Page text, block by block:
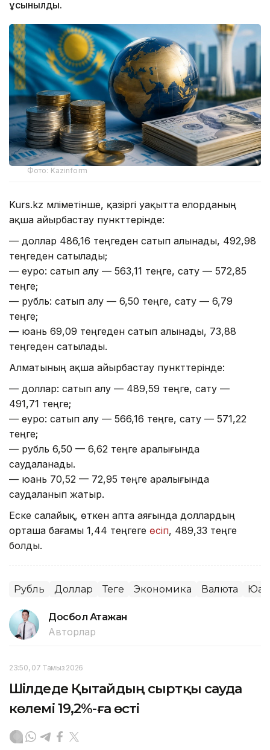
ұсынылды.
Фото: Kazinform
Kurs.kz мәліметінше, қазіргі уақытта елорданың
ақша айырбастау пункттерінде:
— доллар 486,16 теңгеден сатып алынады, 492,98
теңгеден сатылады;
— еуро: сатып алу — 563,11 теңге, сату — 572,85
теңге;
— рубль: сатып алу — 6,50 теңге, сату — 6,79
теңге;
— юань 69,09 теңгеден сатып алынады, 73,88
теңгеден сатылады.
Алматының ақша айырбастау пункттерінде:
— доллар: сатып алу — 489,59 теңге, сату —
491,71 теңге;
— еуро: сатып алу — 566,16 теңге, сату — 571,22
теңге;
— рубль 6,50 — 6,62 теңге аралығында
саудаланады.
— юань 70,52 — 72,95 теңге аралығында
саудаланып жатыр.
Еске салайық, өткен апта аяғында доллардың
орташа бағамы 1,44 теңгеге өсіп, 489,33 теңге
болды.
Рубль Доллар Теңге Экономика Валюта
Досбол Атажан
Авторлар
23:50, 07 Тамыз 2026
Шілдеде Қытайдың сыртқы сауда
көлемі 19,2%-ға өсті